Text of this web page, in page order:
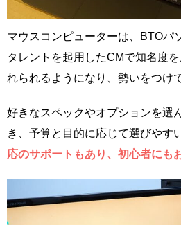
マウスコンピューターは、BTOパ
タレントを起用したCMで知名度
れられるようになり、勢いをつけ
好きなスペックやオプションを選
き、予算と目的に応じて選びやす
応のサポートもあり、初心者にも